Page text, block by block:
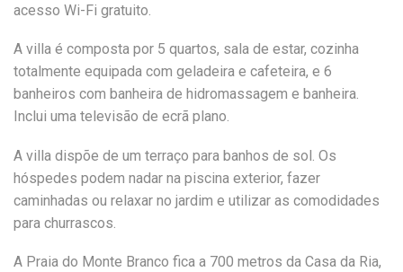
acesso Wi-Fi gratuito.
A villa é composta por 5 quartos, sala de estar, cozinha
totalmente equipada com geladeira e cafeteira, e 6
banheiros com banheira de hidromassagem e banheira.
Inclui uma televisão de ecrã plano.
A villa dispõe de um terraço para banhos de sol. Os
hóspedes podem nadar na piscina exterior, fazer
caminhadas ou relaxar no jardim e utilizar as comodidades
para churrascos.
A Praia do Monte Branco fica a 700 metros da Casa da Ria,